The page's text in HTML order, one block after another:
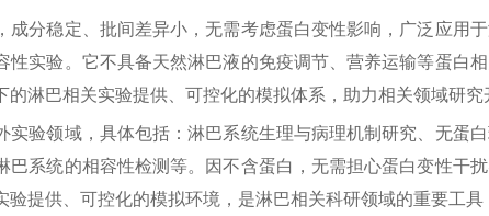
成分稳定、批间差异小，无需考虑蛋白变性影响，广泛应用
性实验。它不具备天然淋巴液的免疫调节、营养运输等蛋白
淋巴相关实验提供、可控化的模拟体系，助力相关领域研究
实验领域，具体包括：淋巴系统生理与病理机制研究、无蛋
巴系统的相容性检测等。因不含蛋白，无需担心蛋白变性干
验提供、可控化的模拟环境，是淋巴相关科研领域的重要工具